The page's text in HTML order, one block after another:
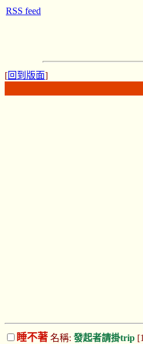
[回到版面]
睡不著 名稱: 發起者請掛trip
RSS feed